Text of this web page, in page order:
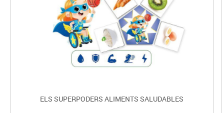
ELS SUPERPODERS ALIMENTS SALUDABLES